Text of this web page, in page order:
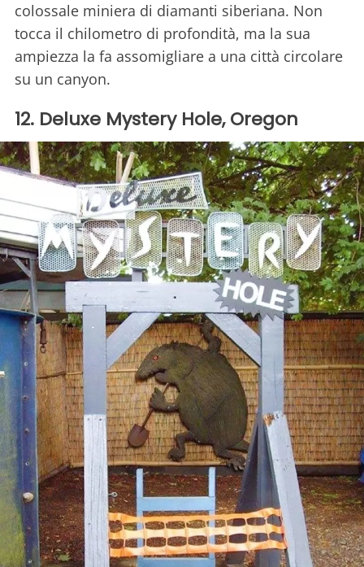
colossale miniera di diamanti siberiana. Non
tocca il chilometro di profondità, ma la sua
ampiezza la fa assomigliare a una città circolare
su un canyon.
12. Deluxe Mystery Hole, Oregon